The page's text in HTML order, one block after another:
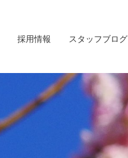
採用情報 スタッフブログ